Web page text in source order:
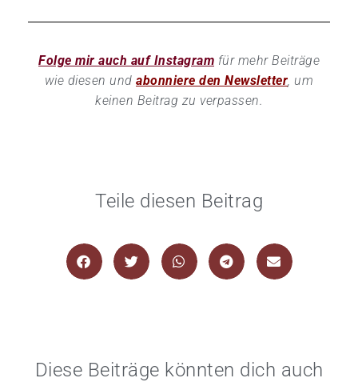
Folge mir auch auf Instagram für mehr Beiträge
wie diesen undabonniere den Newsletter, um
keinen Beitrag zu verpassen.
Teile diesen Beitrag
Diese Beiträge könnten dich auch